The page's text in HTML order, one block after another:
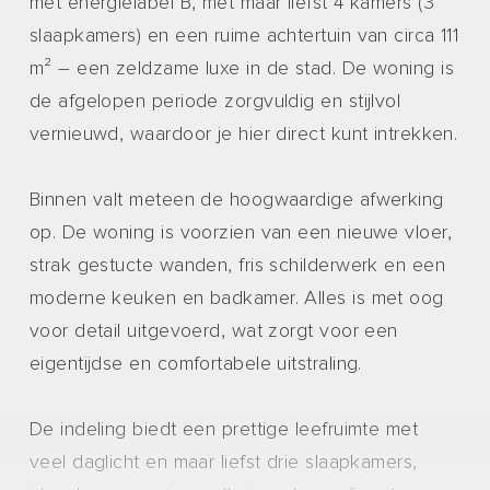
slaapkamers) en een ruime achtertuin van circa 111
m² – een zeldzame luxe in de stad. De woning is
de afgelopen periode zorgvuldig en stijlvol
vernieuwd, waardoor je hier direct kunt intrekken.
Binnen valt meteen de hoogwaardige afwerking
op. De woning is voorzien van een nieuwe vloer,
strak gestucte wanden, fris schilderwerk en een
moderne keuken en badkamer. Alles is met oog
voor detail uitgevoerd, wat zorgt voor een
eigentijdse en comfortabele uitstraling.
De indeling biedt een prettige leefruimte met
veel daglicht en maar liefst drie slaapkamers,